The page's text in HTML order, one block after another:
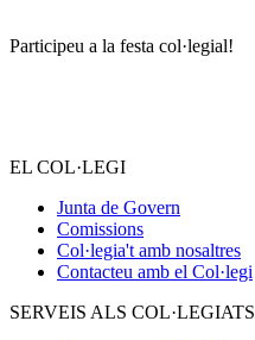
Participeu a la festa col·legial!
EL COL·LEGI
Junta de Govern
Comissions
Col·legia't amb nosaltres
Contacteu amb el Col·legi
SERVEIS ALS COL·LEGIATS